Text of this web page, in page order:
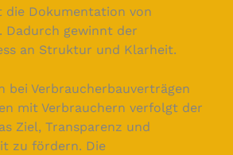
Dokumentation von
Dadurch gewinnt der
an Struktur und Klarheit.
bei Verbraucherbauverträgen
mit Verbrauchern verfolgt der
Ziel, Transparenz und
zu fördern. Die